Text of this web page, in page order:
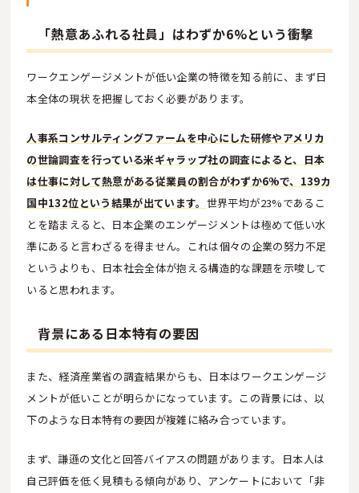
「熱意あふれる社員」はわずか6%という衝撃
ワークエンゲージメントが低い企業の特徴を知る前に、まず日
本全体の現状を把握しておく必要があります。
人事系コンサルティングファームを中心にした研修やアメリカ
の世論調査を行っている米ギャラップ社の調査によると、日本
は仕事に対して熱意がある従業員の割合がわずか6%で、139カ
国中132位という結果が出ています。 世界平均が23%であるこ
とを踏まえると、日本企業のエンゲージメントは極めて低い水
準にあると言わざるを得ません。これは個々の企業の努力不足
というよりも、日本社会全体が抱える構造的な課題を示唆して
いると思われます。
背景にある日本特有の要因
また、経済産業省の調査結果からも、日本はワークエンゲージ
メントが低いことが明らかになっています。この背景には、以
下のような日本特有の要因が複雑に絡み合っています。
まず、謙遜の文化と回答バイアスの問題があります。日本人は
自己評価を低く見積もる傾向があり、アンケートにおいて「非